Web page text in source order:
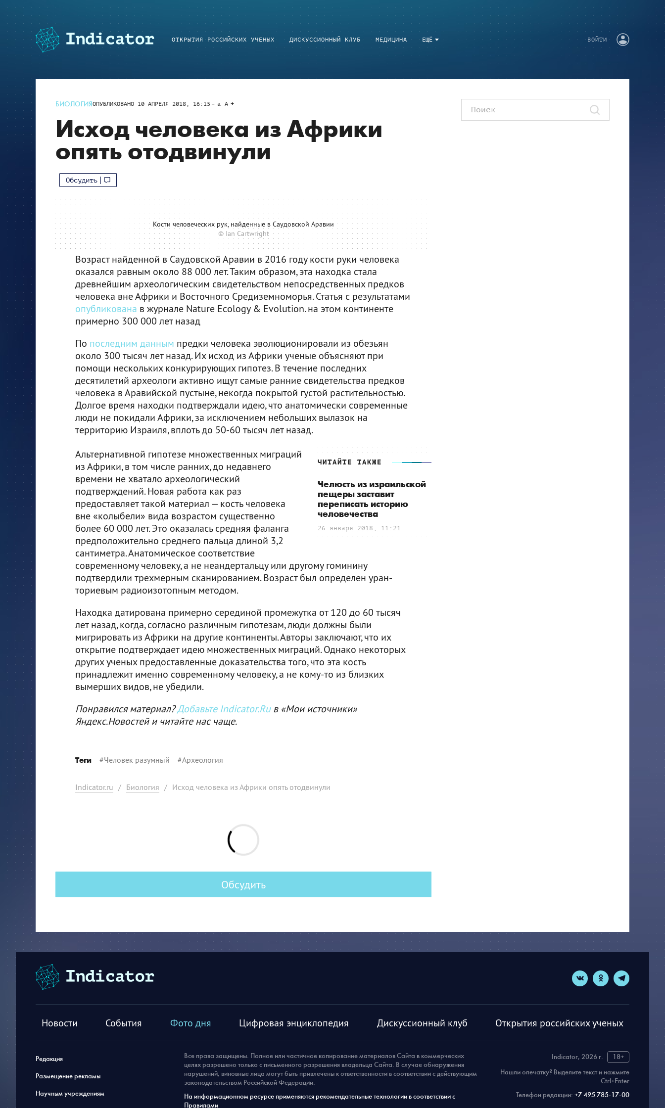
ЕЩЁ
ОТКРЫТИЯ РОССИЙСКИХ УЧЕНЫХ ДИСКУССИОННЫЙ КЛУБ МЕДИЦИНА ВОЙТИ
БИОЛОГИЯОПУБЛИКОВАНО 10 АПРЕЛЯ 2018, 16:15 a A
Исход человека из Африки
опять отодвинули
Обсудить
Кости человеческих рук, найденные в Саудовской Аравии
© Ian Cartwright
Возраст найденной в Саудовской Аравии в 2016 году кости руки человека
оказался равным около 88 000 лет. Таким образом, эта находка стала
древнейшим археологическим свидетельством непосредственных предков
человека вне Африки и Восточного Средиземноморья. Статья с результатами
опубликована в журнале Nature Ecology & Evolution. на этом континенте
примерно 300 000 лет назад
По последним данным предки человека эволюционировали из обезьян
около 300 тысяч лет назад. Их исход из Африки ученые объясняют при
помощи нескольких конкурирующих гипотез. В течение последних
десятилетий археологи активно ищут самые ранние свидетельства предков
человека в Аравийской пустыне, некогда покрытой густой растительностью.
Долгое время находки подтверждали идею, что анатомически современные
люди не покидали Африки, за исключением небольших вылазок на
территорию Израиля, вплоть до 50-60 тысяч лет назад.
ЧИТАЙТЕ ТАКЖЕ
Челюсть из израильской
пещеры заставит
переписать историю
человечества
26 января 2018, 11:21
Альтернативной гипотезе множественных миграций
из Африки, в том числе ранних, до недавнего
времени не хватало археологический
подтверждений. Новая работа как раз
предоставляет такой материал — кость человека
вне «колыбели» вида возрастом существенно
более 60 000 лет. Это оказалась средняя фаланга
предположительно среднего пальца длиной 3,2
сантиметра. Анатомическое соответствие
современному человеку, а не неандертальцу или другому гоминину
подтвердили трехмерным сканированием. Возраст был определен уран-
ториевым радиоизотопным методом.
Находка датирована примерно серединой промежутка от 120 до 60 тысяч
лет назад, когда, согласно различным гипотезам, люди должны были
мигрировать из Африки на другие континенты. Авторы заключают, что их
открытие подтверждает идею множественных миграций. Однако некоторых
других ученых предоставленные доказательства того, что эта кость
принадлежит именно современному человеку, а не кому-то из близких
вымерших видов, не убедили.
Понравился материал?Добавьте Indicator.Ruв «Мои источники»
Яндекс.Новостей и читайте нас чаще.
Теги #Человек разумный #Археология
Indicator.ru / Биология / Исход человека из Африки опять отодвинули
Обсудить
Новости События Фото дня Цифровая энциклопедия Дискуссионный клуб Открытия российских ученых
Редакция
Размещение рекламы
Научным учреждениям
Indicator, 2026 г.
18+
Нашли опечатку? Выделите текст и нажмите
Ctrl+Enter
Телефон редакции: +7 495 785-17-00
Все права защищены. Полное или частичное копирование материалов Сайта в коммерческих
целях разрешено только с письменного разрешения владельца Сайта. В случае обнаружения
нарушений, виновные лица могут быть привлечены к ответственности в соответствии с действующим
законодательством Российской Федерации.
На информационном ресурсе применяются рекомендательные технологии в соответствии с
Правилами